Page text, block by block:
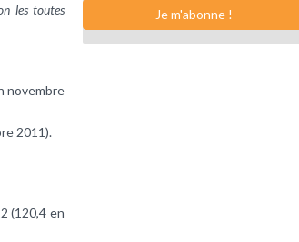
les toutes
novembre
2011).
(120,4 en
Je m'abonne !